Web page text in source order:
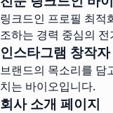
링크드인 프로필 최적
조하는 경력 중심의 전
인스타그램 창작
브랜드의 목소리를 담
치는 바이오입니다.
회사 소개 페이지